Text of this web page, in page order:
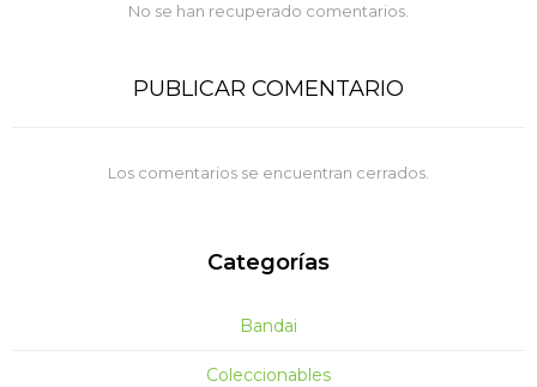
No se han recuperado comentarios.
PUBLICAR COMENTARIO
Los comentarios se encuentran cerrados.
Categorías
Bandai
Coleccionables